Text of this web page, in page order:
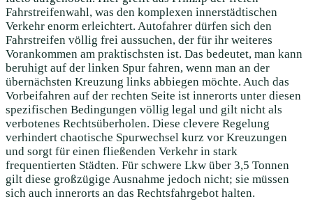
Fahrstreifenwahl, was den komplexen innerstädtischen
Verkehr enorm erleichtert. Autofahrer dürfen sich den
Fahrstreifen völlig frei aussuchen, der für ihr weiteres
Vorankommen am praktischsten ist. Das bedeutet, man kann
beruhigt auf der linken Spur fahren, wenn man an der
übernächsten Kreuzung links abbiegen möchte. Auch das
Vorbeifahren auf der rechten Seite ist innerorts unter diesen
spezifischen Bedingungen völlig legal und gilt nicht als
verbotenes Rechtsüberholen. Diese clevere Regelung
verhindert chaotische Spurwechsel kurz vor Kreuzungen
und sorgt für einen fließenden Verkehr in stark
frequentierten Städten. Für schwere Lkw über 3,5 Tonnen
gilt diese großzügige Ausnahme jedoch nicht; sie müssen
sich auch innerorts an das Rechtsfahrgebot halten.